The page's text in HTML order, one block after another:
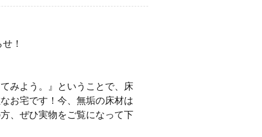
！
みよう。』ということで、床
お宅です！今、無垢の床材は
、ぜひ実物をご覧になって下